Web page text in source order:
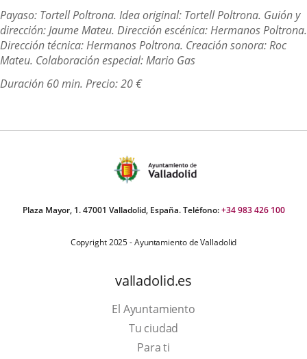
Payaso: Tortell Poltrona. Idea original: Tortell Poltrona. Guión y
dirección: Jaume Mateu. Dirección escénica: Hermanos Poltrona.
Dirección técnica: Hermanos Poltrona. Creación sonora: Roc
Mateu. Colaboración especial: Mario Gas
Duración 60 min. Precio: 20 €
Plaza Mayor, 1. 47001 Valladolid, España. Teléfono:+34 983 426 100
Copyright 2025 - Ayuntamiento de Valladolid
valladolid.es
El Ayuntamiento
Tu ciudad
Para ti